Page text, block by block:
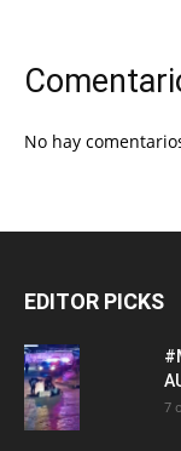
No hay
EDITOR PICKS
7